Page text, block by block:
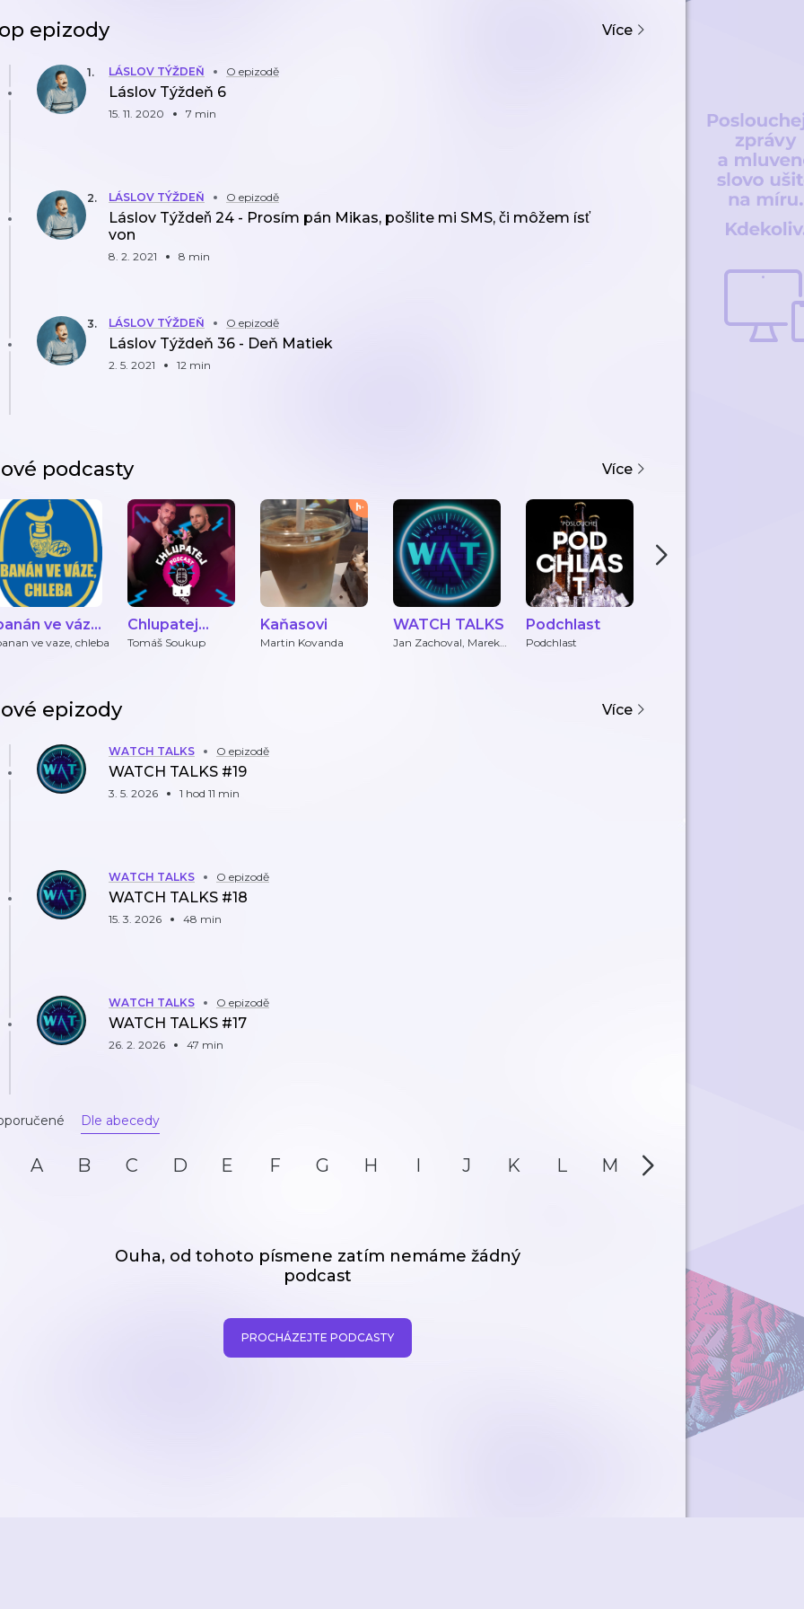
epizody Více
1. LÁSLOV TÝŽDEŇ O epizodě
Láslov Týždeň 6
15. 11. 2020 7 min
2. LÁSLOV TÝŽDEŇ O epizodě
Láslov Týždeň 24 - Prosím pán Mikas, pošlite mi SMS, či môžem ísť
von
8. 2. 2021 8 min
3. LÁSLOV TÝŽDEŇ O epizodě
Láslov Týždeň 36 - Deň Matiek
2. 5. 2021 12 min
podcasty Více
ve váze,
ve vaze, chleba
Chlupatej
podcast
Tomáš Soukup
Kaňasovi
Martin Kovanda
WATCH TALKS
Jan Zachoval, Marek
Podchlast
Podchlast
epizody Více
WATCH TALKS O epizodě
WATCH TALKS #19
3. 5. 2026 1 hod 11 min
WATCH TALKS O epizodě
WATCH TALKS #18
15. 3. 2026 48 min
WATCH TALKS O epizodě
WATCH TALKS #17
26. 2. 2026 47 min
Dle abecedy
A B C D E F G H I J K L M N
Ouha, od tohoto písmene zatím nemáme žádný
podcast
PROCHÁZEJTE PODCASTY